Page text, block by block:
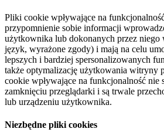
Pliki cookie wpływające na
przypomnienie sobie informacji
użytkownika lub dokonanych przez
język, wyrażone zgody) i mają na celu
lepszych i bardziej spersonalizowanych
także optymalizację użytkowania witryny
cookie wpływające na funkcjonalność nie
zamknięciu przeglądarki i są trwale
lub urządzeniu użytkownika.
Niezbędne pliki cookies